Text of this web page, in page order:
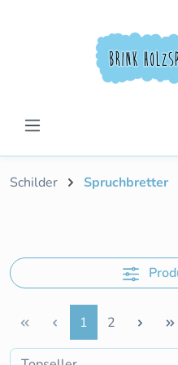
Schilder Spruchbretter
Seite
1 Seite
2